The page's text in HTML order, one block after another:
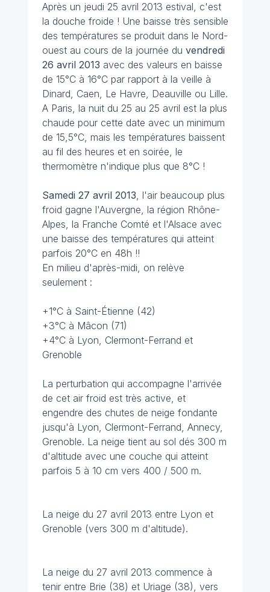
Après un jeudi 25 avril 2013 estival, c'est
la douche froide ! Une baisse très sensible
des températures se produit dans le Nord-
ouest au cours de la journée du vendredi
26 avril 2013 avec des valeurs en baisse
de 15°C à 16°C par rapport à la veille à
Dinard, Caen, Le Havre, Deauville ou Lille.
A Paris, la nuit du 25 au 25 avril est la plus
chaude pour cette date avec un minimum
de 15,5°C, mais les températures baissent
au fil des heures et en soirée, le
thermomètre n'indique plus que 8°C !
Samedi 27 avril 2013, l'air beaucoup plus
froid gagne l'Auvergne, la région Rhône-
Alpes, la Franche Comté et l'Alsace avec
une baisse des températures qui atteint
parfois 20°C en 48h !!
En milieu d'après-midi, on relève
seulement :
+1°C à Saint-Étienne (42)
+3°C à Mâcon (71)
+4°C à Lyon, Clermont-Ferrand et
Grenoble
La perturbation qui accompagne l'arrivée
de cet air froid est très active, et
engendre des chutes de neige fondante
jusqu'à Lyon, Clermont-Ferrand, Annecy,
Grenoble. La neige tient au sol dés 300 m
d'altitude avec une couche qui atteint
parfois 5 à 10 cm vers 400 / 500 m.
La neige du 27 avril 2013 entre Lyon et
Grenoble (vers 300 m d'altitude).
La neige du 27 avril 2013 commence à
tenir entre Brie (38) et Uriage (38), vers